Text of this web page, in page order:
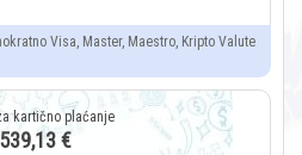
Visa, Master, Maestro, Kripto Valute
539,13 €